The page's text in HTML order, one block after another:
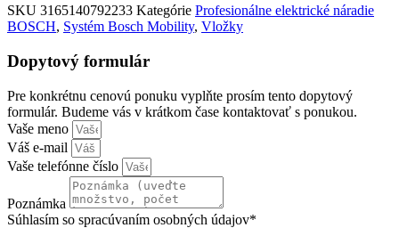
SKU 3165140792233 Kategórie Profesionálne elektrické náradie
BOSCH, Systém Bosch Mobility, Vložky
Dopytový formulár
Pre konkrétnu cenovú ponuku vyplňte prosím tento dopytový
formulár. Budeme vás v krátkom čase kontaktovať s ponukou.
Vaše meno
Váš e-mail
Vaše telefónne číslo
Poznámka
Súhlasím so spracúvaním osobných údajov*